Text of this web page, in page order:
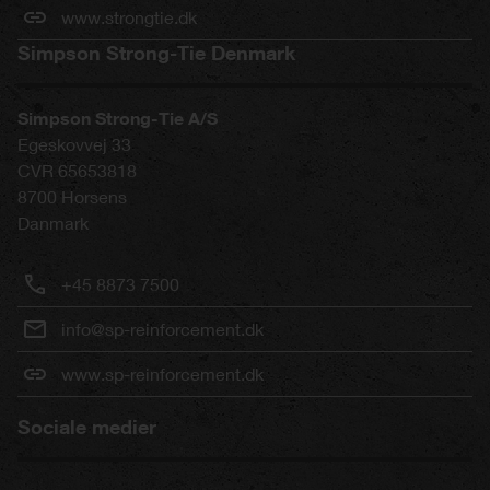
www.strongtie.dk
Simpson Strong-Tie Denmark
Simpson Strong-Tie A/S
Egeskovvej 33
CVR 65653818
8700 Horsens
Danmark
+45 8873 7500
info@sp-reinforcement.dk
www.sp-reinforcement.dk
Sociale medier